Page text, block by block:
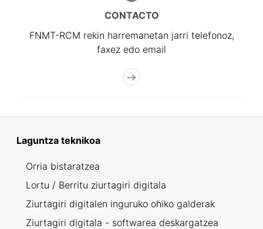
CONTACTO
FNMT-RCM rekin harremanetan jarri telefonoz,
faxez edo email
Laguntza teknikoa
Orria bistaratzea
Lortu / Berritu ziurtagiri digitala
Ziurtagiri digitalen inguruko ohiko galderak
Ziurtagiri digitala - softwarea deskargatzea